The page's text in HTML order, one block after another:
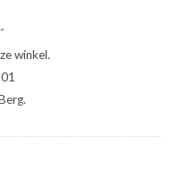
winkel.